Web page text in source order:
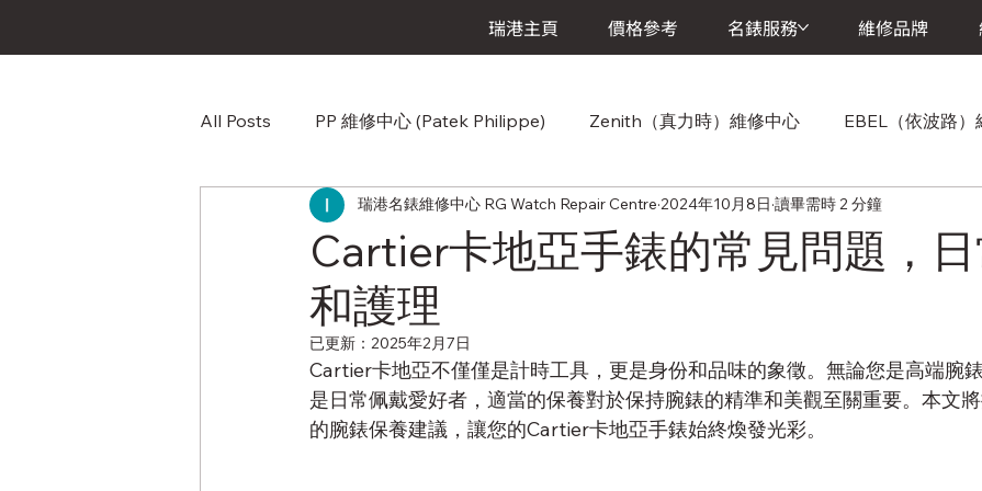
瑞港主頁 價格參考 名錶服務 維修品牌
All Posts PP 維修中心 (Patek Philippe) Zenith（真力時）維修中心 EBEL（依波路）
Omega（歐米茄）維修中心 Cartier(卡地亞)維修中心 Chopard（蕭邦）維修中心
Audemars Piguet (愛彼) AP維修中心
Corum (崑崙錶) 維修中心 Breitling (百年靈)維修中心 Baume & Mercier (寶曼錶)維修
Cartier卡地亞手錶的常見問題，
和護理
瑞港名錶維修中心 RG Watch Repair Centre 2024年10月8日 讀畢需時 2 分鐘
已更新： 2025年2月7日
Cartier卡地亞不僅僅是計時工具，更是身份和品味的象徵。無論您是高端腕
是日常佩戴愛好者，適當的保養對於保持腕錶的精準和美觀至關重要。本文
的腕錶保養建議，讓您的Cartier卡地亞手錶始終煥發光彩。